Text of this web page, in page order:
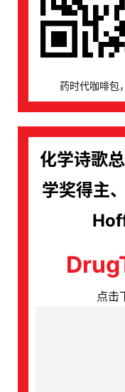
药时代咖啡包
化学诗歌
学奖得主
点击